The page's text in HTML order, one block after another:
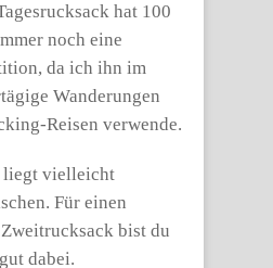
hat 100
noch eine
da ich ihn im
Wanderungen
Reisen verwende.
liegt vielleicht
Für einen
bist du
dabei.